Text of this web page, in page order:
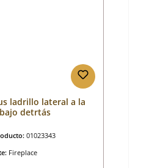
ladrillo lateral a la
detrtás
01023343
Fireplace